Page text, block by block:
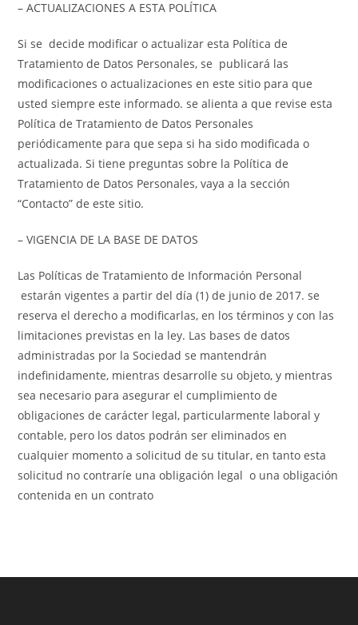
– ACTUALIZACIONES A ESTA POLÍTICA
Si se decide modificar o actualizar esta Política de
Tratamiento de Datos Personales, se publicará las
modificaciones o actualizaciones en este sitio para que
usted siempre este informado. se alienta a que revise esta
Política de Tratamiento de Datos Personales
periódicamente para que sepa si ha sido modificada o
actualizada. Si tiene preguntas sobre la Política de
Tratamiento de Datos Personales, vaya a la sección
“Contacto” de este sitio.
– VIGENCIA DE LA BASE DE DATOS
Las Políticas de Tratamiento de Información Personal
estarán vigentes a partir del día (1) de junio de 2017. se
reserva el derecho a modificarlas, en los términos y con las
limitaciones previstas en la ley. Las bases de datos
administradas por la Sociedad se mantendrán
indefinidamente, mientras desarrolle su objeto, y mientras
sea necesario para asegurar el cumplimiento de
obligaciones de carácter legal, particularmente laboral y
contable, pero los datos podrán ser eliminados en
cualquier momento a solicitud de su titular, en tanto esta
solicitud no contraríe una obligación legal o una obligación
contenida en un contrato